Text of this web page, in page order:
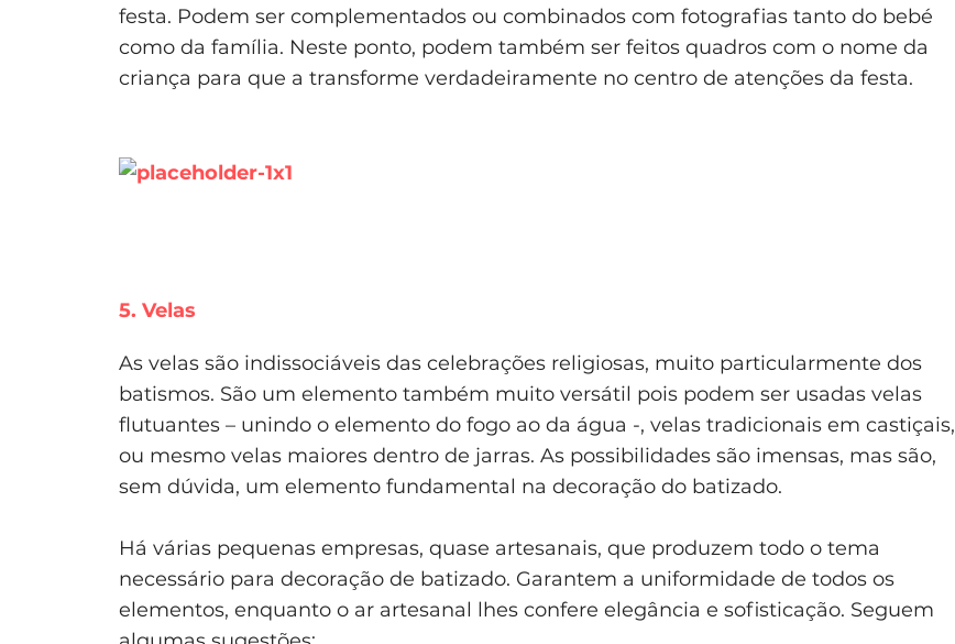
festa. Podem ser complementados ou combinados com fotografias tanto do bebé
como da família. Neste ponto, podem também ser feitos quadros com o nome da
criança para que a transforme verdadeiramente no centro de atenções da festa.
5. Velas
As velas são indissociáveis das celebrações religiosas, muito particularmente dos
batismos. São um elemento também muito versátil pois podem ser usadas velas
flutuantes – unindo o elemento do fogo ao da água -, velas tradicionais em castiçais,
ou mesmo velas maiores dentro de jarras. As possibilidades são imensas, mas são,
sem dúvida, um elemento fundamental na decoração do batizado.
Há várias pequenas empresas, quase artesanais, que produzem todo o tema
necessário para decoração de batizado. Garantem a uniformidade de todos os
elementos, enquanto o ar artesanal lhes confere elegância e sofisticação. Seguem